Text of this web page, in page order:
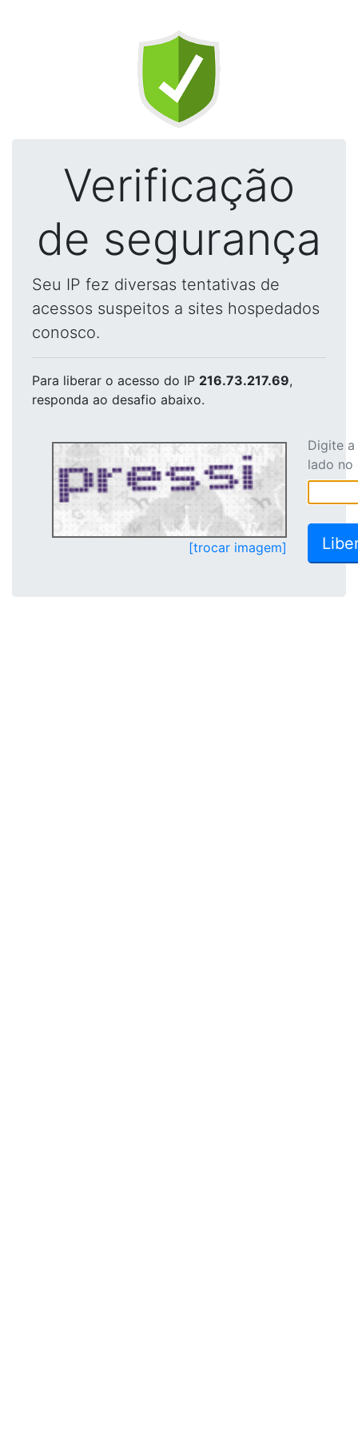
Verificação
de segurança
Seu IP fez diversas tentativas de
acessos suspeitos a sites hospedados
conosco.
Para liberar o acesso do IP 216.73.217.69,
responda ao desafio abaixo.
[trocar imagem]
Digite
lado no